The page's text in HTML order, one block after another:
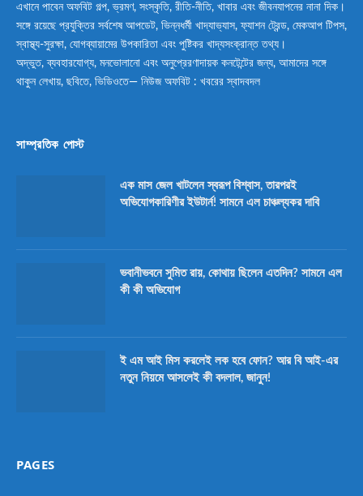
এখানে পাবেন অফবিট গল্প, ভ্রমণ, সংস্কৃতি, রীতি-নীতি, খাবার এবং জীবনযাপনের নানা দিক।
সঙ্গে রয়েছে প্রযুক্তির সর্বশেষ আপডেট, ভিন্নধর্মী খাদ্যাভ্যাস, ফ্যাশন ট্রেন্ড, মেকআপ টিপস,
স্বাস্থ্য-সুরক্ষা, যোগব্যায়ামের উপকারিতা এবং পুষ্টিকর খাদ্যসংক্রান্ত তথ্য।
অদ্ভুত, ব্যবহারযোগ্য, মনভোলানো এবং অনুপ্রেরণাদায়ক কনটেন্টের জন্য, আমাদের সঙ্গে
থাকুন লেখায়, ছবিতে, ভিডিওতে— নিউজ অফবিট : খবরের স্বাদবদল
সাম্প্রতিক পোস্ট
এক মাস জেল খাটলেন স্বরূপ বিশ্বাস, তারপরই
অভিযোগকারিণীর ইউটার্ন! সামনে এল চাঞ্চল্যকর দাবি
ভবানীভবনে সুমিত রায়, কোথায় ছিলেন এতদিন? সামনে এল
কী কী অভিযোগ
ই এম আই মিস করলেই লক হবে ফোন? আর বি আই-এর
নতুন নিয়মে আসলেই কী বদলাল, জানুন!
PAGES